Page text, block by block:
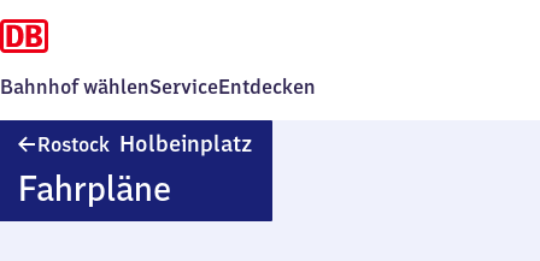
Bahnhof wählenServiceEntdecken
Rostock Holbeinplatz
Fahrpläne